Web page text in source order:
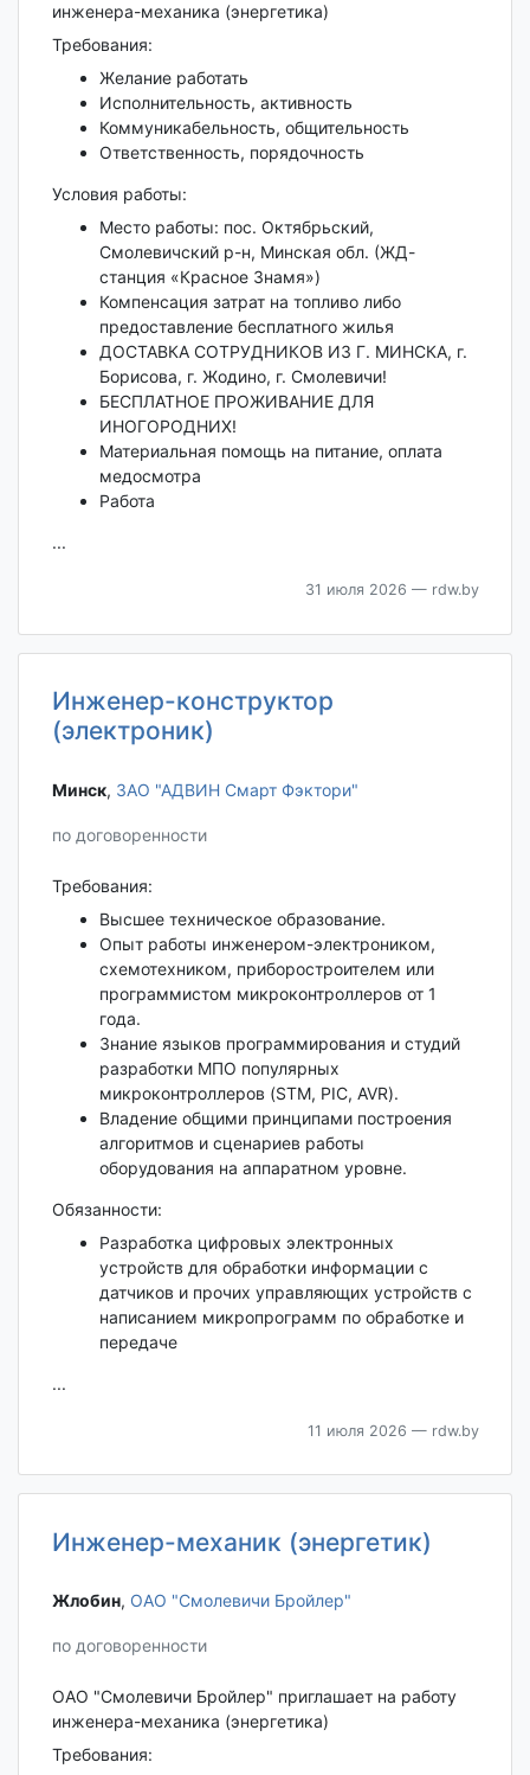
инженера-механика (энергетика)
Требования:
Желание работать
Исполнительность, активность
Коммуникабельность, общительность
Ответственность, порядочность
Условия работы:
Место работы: пос. Октябрьский,
Смолевичский р-н, Минская обл. (ЖД-
станция «Красное Знамя»)
Компенсация затрат на топливо либо
предоставление бесплатного жилья
ДОСТАВКА СОТРУДНИКОВ ИЗ Г. МИНСКА, г.
Борисова, г. Жодино, г. Смолевичи!
БЕСПЛАТНОЕ ПРОЖИВАНИЕ ДЛЯ
ИНОГОРОДНИХ!
Материальная помощь на питание, оплата
медосмотра
Работа
...
31 июля 2026 — rdw.by
Инженер-конструктор
(электроник)
Минск‎, ЗАО "АДВИН Смарт Фэктори"
по договоренности
Требования:
Высшее техническое образование.
Опыт работы инженером-электроником,
схемотехником, приборостроителем или
программистом микроконтроллеров от 1
года.
Знание языков программирования и студий
разработки МПО популярных
микроконтроллеров (STM, PIC, AVR).
Владение общими принципами построения
алгоритмов и сценариев работы
оборудования на аппаратном уровне.
Обязанности:
Разработка цифровых электронных
устройств для обработки информации с
датчиков и прочих управляющих устройств с
написанием микропрограмм по обработке и
передаче
...
11 июля 2026 — rdw.by
Инженер-механик (энергетик)
Жлобин‎, ОАО "Смолевичи Бройлер"
по договоренности
ОАО "Смолевичи Бройлер" приглашает на работу
инженера-механика (энергетика)
Требования: